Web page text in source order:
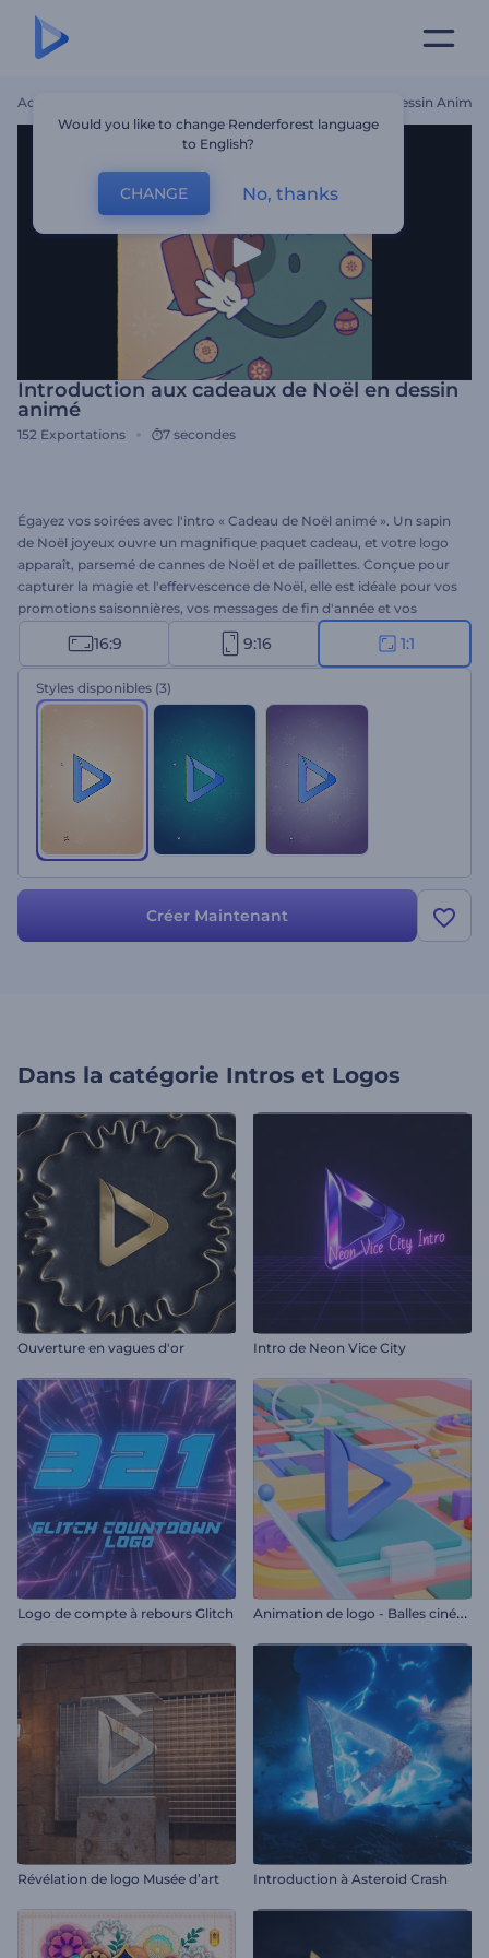
Accueil Introduction Aux Cadeaux De Noël En Dessin Animé
Introduction aux cadeaux de Noël en dessin
animé
152 Exportations 7 secondes
Égayez vos soirées avec l'intro « Cadeau de Noël animé ». Un sapin
de Noël joyeux ouvre un magnifique paquet cadeau, et votre logo
apparaît, parsemé de cannes de Noël et de paillettes. Conçue pour
capturer la magie et l'effervescence de Noël, elle est idéale pour vos
promotions saisonnières, vos messages de fin d'année et vos
publications sur les réseaux sociaux. La personnalisation est ultra-
rapide : importez votre logo, saisissez votre message, choisissez une
musique et sélectionnez votre palette de couleurs préférée. Créez
dès maintenant !
16:9 9:16 1:1
Styles disponibles (3)
Créer Maintenant
Dans la catégorie Intros et Logos
Ouverture en vagues d'or Intro de Neon Vice City
Logo de compte à rebours Glitch A
nimation de logo - Balles cinétiques
Révélation de logo Musée d’art Introduction à Asteroid Crash
Would you like to change Renderforest language
to English?
CHANGE No, thanks